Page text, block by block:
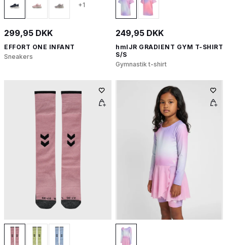
+1
299,95 DKK
EFFORT ONE INFANT
Sneakers
249,95 DKK
hmlJR GRADIENT GYM T-SHIRT
S/S
Gymnastik t-shirt